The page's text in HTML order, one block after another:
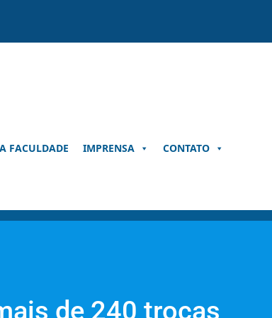
FACULDADE IMPRENSA CONTATO
de 240 trocas